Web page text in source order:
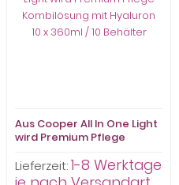
Aus Cooper All In One Light
wird Premium Pflege
10 x 360ml / 10 Behälter
Lieferzeit:1-8 Werktage